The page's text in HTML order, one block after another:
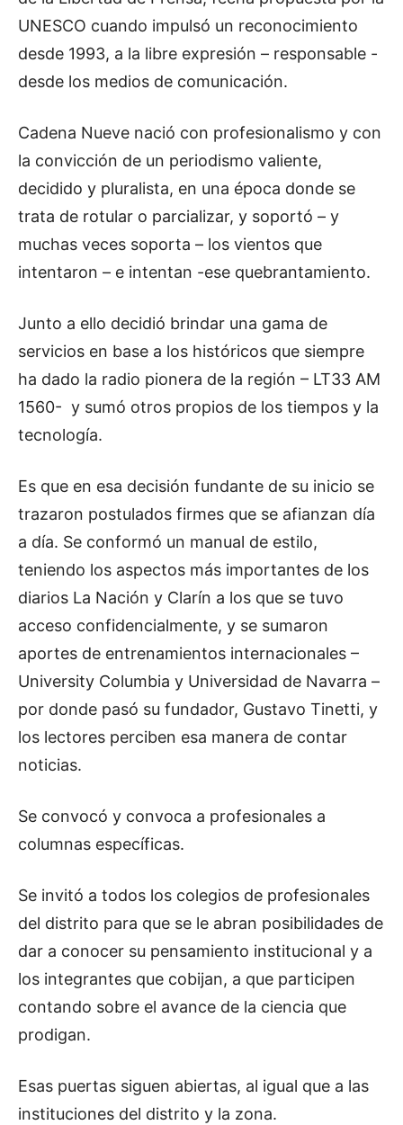
UNESCO cuando impulsó un reconocimiento
desde 1993, a la libre expresión – responsable -
desde los medios de comunicación.
Cadena Nueve nació con profesionalismo y con
la convicción de un periodismo valiente,
decidido y pluralista, en una época donde se
trata de rotular o parcializar, y soportó – y
muchas veces soporta – los vientos que
intentaron – e intentan -ese quebrantamiento.
Junto a ello decidió brindar una gama de
servicios en base a los históricos que siempre
ha dado la radio pionera de la región – LT33 AM
1560- y sumó otros propios de los tiempos y la
tecnología.
Es que en esa decisión fundante de su inicio se
trazaron postulados firmes que se afianzan día
a día. Se conformó un manual de estilo,
teniendo los aspectos más importantes de los
diarios La Nación y Clarín a los que se tuvo
acceso confidencialmente, y se sumaron
aportes de entrenamientos internacionales –
University Columbia y Universidad de Navarra –
por donde pasó su fundador, Gustavo Tinetti, y
los lectores perciben esa manera de contar
noticias.
Se convocó y convoca a profesionales a
columnas específicas.
Se invitó a todos los colegios de profesionales
del distrito para que se le abran posibilidades de
dar a conocer su pensamiento institucional y a
los integrantes que cobijan, a que participen
contando sobre el avance de la ciencia que
prodigan.
Esas puertas siguen abiertas, al igual que a las
instituciones del distrito y la zona.